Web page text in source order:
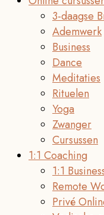
3-daagse
Ademwerk
Business
Dance
Meditaties
Rituelen
Yoga
Zwanger
Cursussen
1:1 Coaching
1:1
Remote
Privé